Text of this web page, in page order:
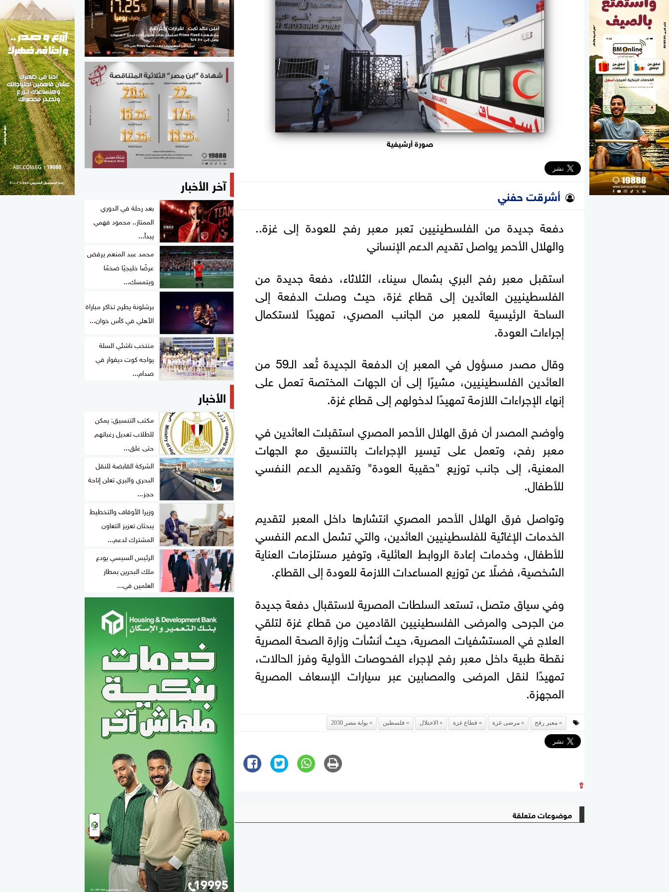
مواهب مصر
صورة أرشيفية
أشرقت حفني
دفعة جديدة من الفلسطينيين تعبر معبر رفح للعودة إلى غزة..
والهلال الأحمر يواصل تقديم الدعم الإنساني
استقبل معبر رفح البري بشمال سيناء، الثلاثاء، دفعة جديدة من
الفلسطينيين العائدين إلى قطاع غزة، حيث وصلت الدفعة إلى
الساحة الرئيسية للمعبر من الجانب المصري، تمهيدًا لاستكمال
إجراءات العودة.
وقال مصدر مسؤول في المعبر إن الدفعة الجديدة تُعد الـ59 من
العائدين الفلسطينيين، مشيرًا إلى أن الجهات المختصة تعمل على
إنهاء الإجراءات اللازمة تمهيدًا لدخولهم إلى قطاع غزة.
وأوضح المصدر أن فرق الهلال الأحمر المصري استقبلت العائدين في
معبر رفح، وتعمل على تيسير الإجراءات بالتنسيق مع الجهات
المعنية، إلى جانب توزيع "حقيبة العودة" وتقديم الدعم النفسي
للأطفال.
وتواصل فرق الهلال الأحمر المصري انتشارها داخل المعبر لتقديم
الخدمات الإغاثية للفلسطينيين العائدين، والتي تشمل الدعم النفسي
للأطفال، وخدمات إعادة الروابط العائلية، وتوفير مستلزمات العناية
الشخصية، فضلًا عن توزيع المساعدات اللازمة للعودة إلى القطاع.
وفي سياق متصل، تستعد السلطات المصرية لاستقبال دفعة جديدة
من الجرحى والمرضى الفلسطينيين القادمين من قطاع غزة لتلقي
العلاج في المستشفيات المصرية، حيث أنشأت وزارة الصحة المصرية
نقطة طبية داخل معبر رفح لإجراء الفحوصات الأولية وفرز الحالات،
تمهيدًا لنقل المرضى والمصابين عبر سيارات الإسعاف المصرية
المجهزة.
معبر رفح مرضى غزة قطاع غزة الاحتلال فلسطين بوابة مصر 2030
⇧
موضوعات متعلقة
آخر الأخبار
بعد رحلة في الدوري
الممتاز.. محمود فهمي
يبدأ...
محمد عبد المنعم يرفض
عرضًا خليجيًا ضخمًا
ويتمسك...
برشلونة يطرح تذاكر مباراة
الأهلي في كأس خوان...
منتخب ناشئي السلة
يواجه كوت ديفوار في
صدام...
الأخبار
مكتب التنسيق: يمكن
للطلاب تعديل رغباتهم
حتى غلق...
الشركة القابضة للنقل
البحري والبري تعلن إتاحة
حجز...
وزيرا الأوقاف والتخطيط
يبحثان تعزيز التعاون
المشترك لدعم...
الرئيس السيسي يودع
ملك البحرين بمطار
العلمين في...